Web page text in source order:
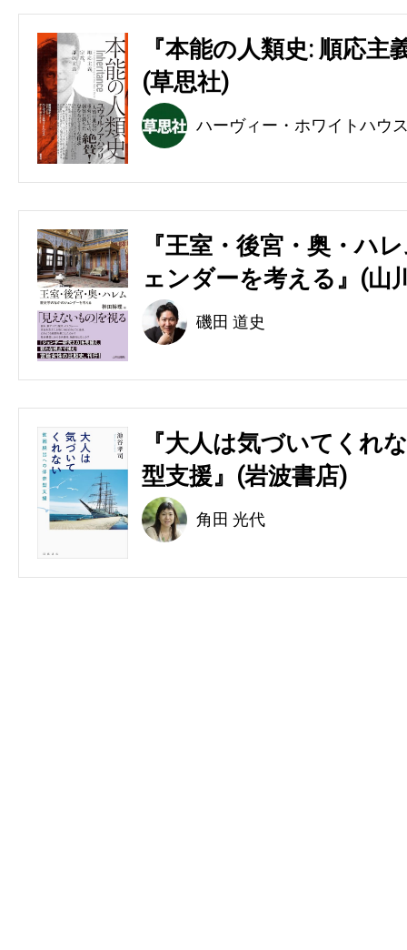
『本能の人類史: 順応
(草思社)
ハーヴィー・ホワイトハウ
『王室・後宮・奥・ハ
ェンダーを考える』(山
磯田 道史
『大人は気づいてくれ
型支援』(岩波書店)
角田 光代